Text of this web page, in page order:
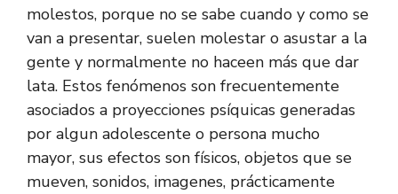
molestos, porque no se sabe cuando y como se
van a presentar, suelen molestar o asustar a la
gente y normalmente no haceen más que dar
lata. Estos fenómenos son frecuentemente
asociados a proyecciones psíquicas generadas
por algun adolescente o persona mucho
mayor, sus efectos son físicos, objetos que se
mueven, sonidos, imagenes, prácticamente